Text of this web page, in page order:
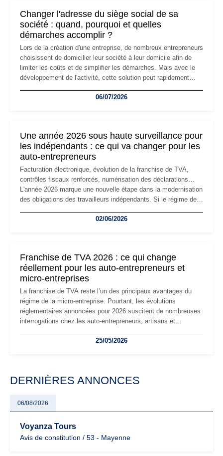
Changer l'adresse du siège social de sa
société : quand, pourquoi et quelles
démarches accomplir ?
Lors de la création d'une entreprise, de nombreux entrepreneurs
choisissent de domicilier leur société à leur domicile afin de
limiter les coûts et de simplifier les démarches. Mais avec le
développement de l'activité, cette solution peut rapidement
professionnels, recrutement, image de marque… Le
06/07/2026
Une année 2026 sous haute surveillance pour
les indépendants : ce qui va changer pour les
auto-entrepreneurs
Facturation électronique, évolution de la franchise de TVA,
contrôles fiscaux renforcés, numérisation des déclarations…
L'année 2026 marque une nouvelle étape dans la modernisation
des obligations des travailleurs indépendants. Si le régime de
les auto-entrepreneurs devront s'adapter à un environnement
02/06/2026
Franchise de TVA 2026 : ce qui change
réellement pour les auto-entrepreneurs et
micro-entreprises
La franchise de TVA reste l’un des principaux avantages du
régime de la micro-entreprise. Pourtant, les évolutions
réglementaires annoncées pour 2026 suscitent de nombreuses
interrogations chez les auto-entrepreneurs, artisans et
facturation ou risque de bascule vers la TVA : les règles
25/05/2026
DERNIÈRES ANNONCES
06/08/2026
Voyanza Tours
Avis de constitution / 53 - Mayenne